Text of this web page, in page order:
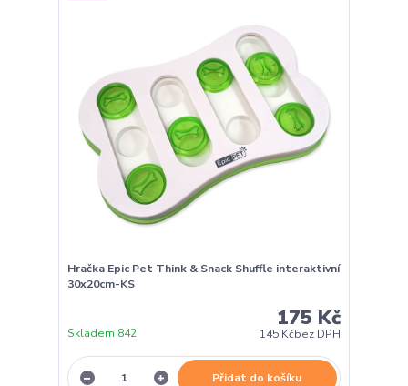
Hračka Epic Pet Think & Snack Shuffle interaktivní
30x20cm-KS
175 Kč
145 Kčbez DPH
Skladem 842
Přidat do košíku